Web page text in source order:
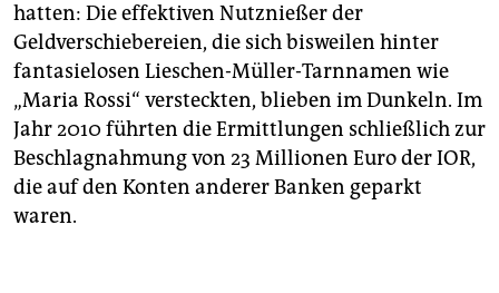
hatten: Die effektiven Nutznießer der
Geldverschiebereien, die sich bisweilen hinter
fantasielosen Lieschen-Müller-Tarnnamen wie
„Maria Rossi“ versteckten, blieben im Dunkeln. Im
Jahr 2010 führten die Ermittlungen schließlich zur
Beschlagnahmung von 23 Millionen Euro der IOR,
die auf den Konten anderer Banken geparkt
waren.